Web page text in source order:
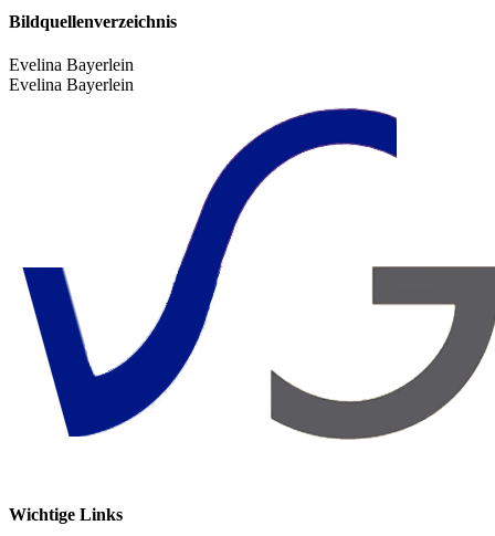
Bildquellenverzeichnis
Evelina Bayerlein
Evelina Bayerlein
Wichtige Links